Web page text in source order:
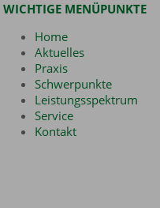
WICHTIGE MENÜPUNKTE
Home
Aktuelles
Praxis
Schwerpunkte
Leistungsspektrum
Service
Kontakt